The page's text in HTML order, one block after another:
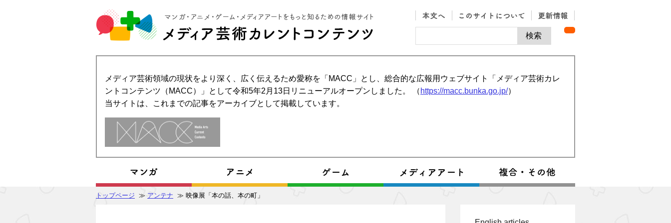
メディア芸術領域の現状をより深く、広く伝えるため愛称を「MACC」とし、総合的な広報用ウェブサイト「メディア芸術カレ
ントコンテンツ（MACC）」として令和5年2月13日リニューアルオープンしました。 （ https://macc.bunka.go.jp/）
当サイトは、これまでの記事をアーカイブとして掲載しています。
トップページ ≫ アンテナ ≫ 映像展「本の話、本の町」